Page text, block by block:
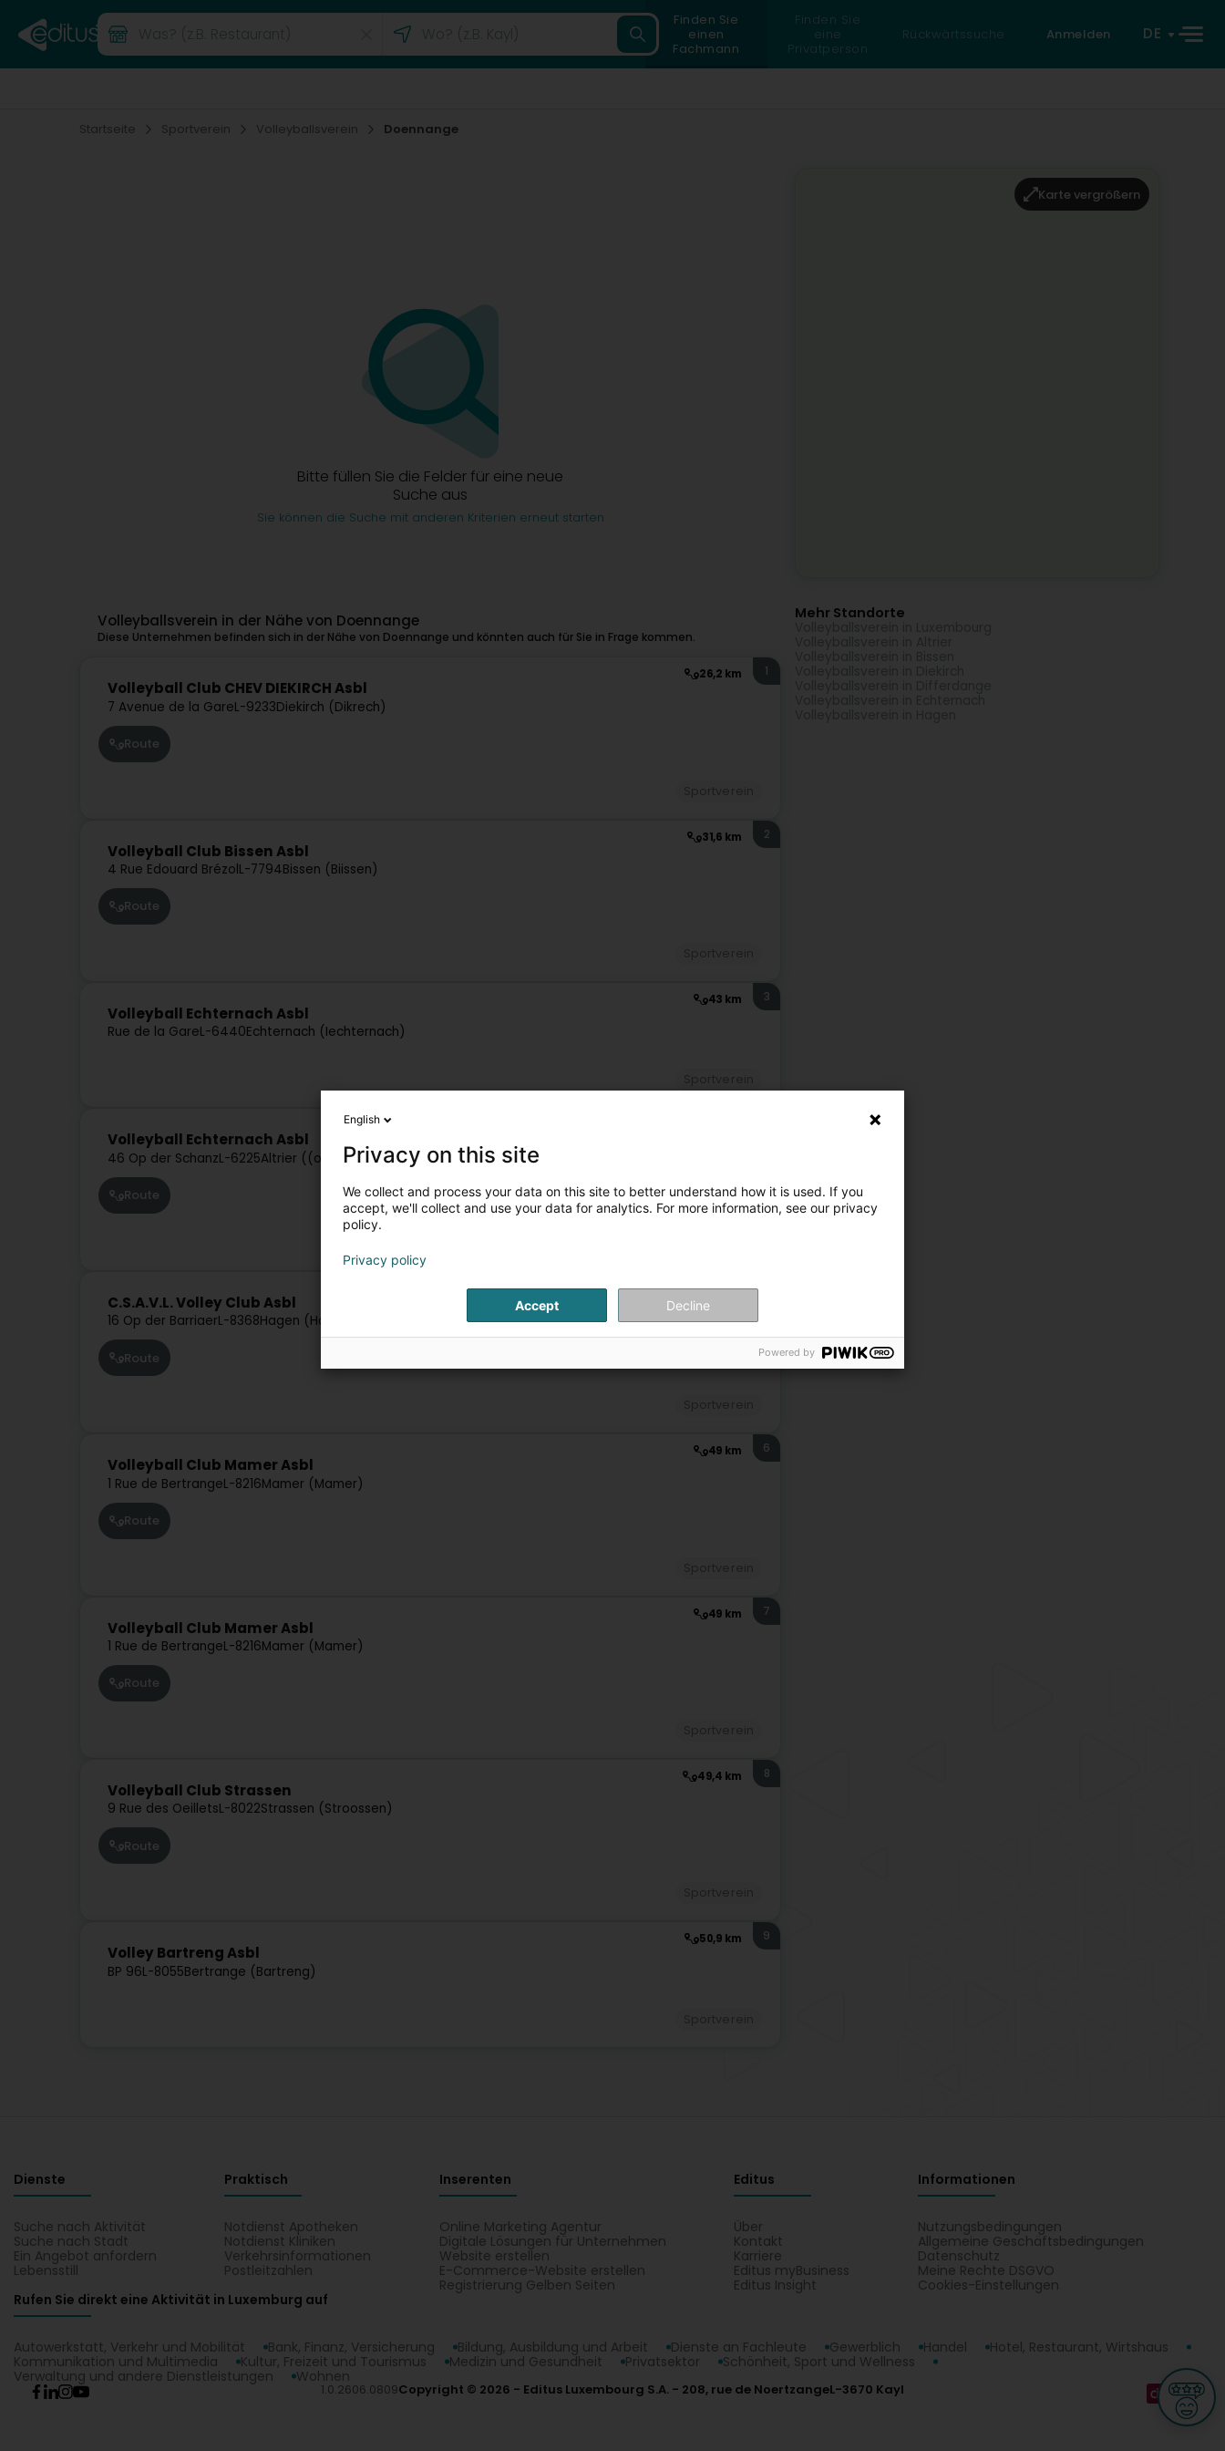
Finden Sie
einen
Fachmann
Finden Sie
eine
Privatperson
Rückwärtssuche Anmelden DE
Startseite Sportverein Volleyballsverein Doennange
Bitte füllen Sie die Felder für eine neue
Suche aus
Sie können die Suche mit anderen Kriterien erneut starten
Volleyballsverein in der Nähe von Doennange
Diese Unternehmen befinden sich in der Nähe von Doennange und könnten auch für Sie in Frage kommen.
26,2 km
Volleyball Club CHEV DIEKIRCH Asbl
7 Avenue de la GareL-9233Diekirch (Dikrech)
1
Route
31,6 km
Volleyball Club Bissen Asbl
4 Rue Edouard BrézolL-7794Bissen (Biissen)
2
Route
43 km
Volleyball Echternach Asbl
Rue de la GareL-6440Echternach (Iechternach)
3
Volleyball Echternach Asbl
46 Op der SchanzL-6225Altrier ((op der) Schanz)
Route
45,7 km
C.S.A.V.L. Volley Club Asbl
16 Op der BarriaerL-8368Hagen (Hoen)
Route
49 km
Volleyball Club Mamer Asbl
1 Rue de BertrangeL-8216Mamer (Mamer)
6
Route
49 km
Volleyball Club Mamer Asbl
1 Rue de BertrangeL-8216Mamer (Mamer)
7
Route
49,4 km
Volleyball Club Strassen
9 Rue des OeilletsL-8022Strassen (Stroossen)
8
Route
50,9 km
Volley Bartreng Asbl
BP 96L-8055Bertrange (Bartreng)
9
Karte vergrößern
Mehr Standorte
Dienste
Suche nach Aktivität
Suche nach Stadt
Ein Angebot anfordern
Lebensstill
Praktisch
Notdienst Apotheken
Notdienst Kliniken
Verkehrsinformationen
Postleitzahlen
Inserenten
Online Marketing Agentur
Digitale Lösungen für Unternehmen
Website erstellen
E-Commerce-Website erstellen
Registrierung Gelben Seiten
Editus
Über
Kontakt
Karriere
Editus myBusiness
Editus Insight
Informationen
Nutzungsbedingungen
Allgemeine Geschäftsbedingungen
Datenschutz
Meine Rechte DSGVO
Cookies-Einstellungen
Rufen Sie direkt eine Aktivität in Luxemburg auf
Autowerkstatt, Verkehr und Mobilität Bank, Finanz, Versicherung Bildung, Ausbildung und Arbeit Dienste an Fachleute Gewerblich Handel
Hotel, Restaurant, Wirtshaus
Kommunikation und Multimedia
Kultur, Freizeit und Tourismus Medizin und Gesundheit Privatsektor
Schönheit, Sport und Wellness
Verwaltung und andere Dienstleistungen
Wohnen
1.0.2606.0809Copyright © 2026 Editus Luxembourg S.A. 208, rue de NoertzangeL-3670 Kayl
English
Privacy on this site
We collect and process your data on this site to better understand how it is used. If you
accept, we'll collect and use your data for analytics. For more information, see our privacy
policy.
Privacy policy
Accept Decline
Powered by